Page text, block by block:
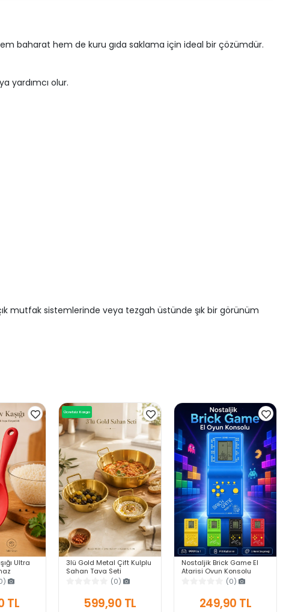
baharat hem de kuru gıda saklama için ideal bir çözümdür.
yardımcı olur.
mutfak sistemlerinde veya tezgah üstünde şık bir görünüm
Ultra
TL
Ücretsiz Kargo
3lü Gold Metal Çift Kulplu
Sahan Tava Seti
Kahvaltılık Meze
Menemen Mutfak Sofra
Sunum Kabı Seti
(0)
599,90 TL
Nostaljik Brick Game El
Atarisi Oyun Konsolu
9999 in 1 Pilli Atari
Eğlenceli Çocuk Oyuncağı
(0)
249,90 TL